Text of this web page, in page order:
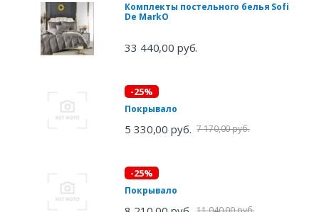
Комплекты постельного белья Sofi
De MarkO
33 440,00 руб.
-25%
Покрывало
5 330,00 руб. 7 170,00 руб.
-25%
Покрывало